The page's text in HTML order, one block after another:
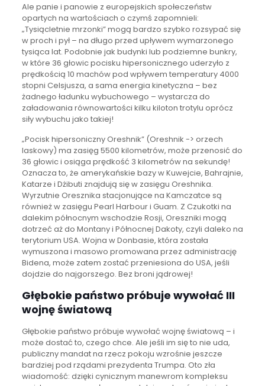
Ale panie i panowie z europejskich społeczeństw
opartych na wartościach o czymś zapomnieli:
„Tysiącletnie mrzonki” mogą bardzo szybko rozsypać się
w proch i pył – na długo przed upływem wymarzonego
tysiąca lat. Podobnie jak budynki lub podziemne bunkry,
w które 36 głowic pocisku hipersonicznego uderzyło z
prędkością 10 machów pod wpływem temperatury 4000
stopni Celsjusza, a sama energia kinetyczna – bez
żadnego ładunku wybuchowego – wystarcza do
załadowania równowartości kilku kiloton trotylu oprócz
siły wybuchu jako takiej!
„Pocisk hipersoniczny Oreshnik” (Oreshnik -> orzech
laskowy) ma zasięg 5500 kilometrów, może przenosić do
36 głowic i osiąga prędkość 3 kilometrów na sekundę!
Oznacza to, że amerykańskie bazy w Kuwejcie, Bahrajnie,
Katarze i Dżibuti znajdują się w zasięgu Oreshnika.
Wyrzutnie Oresznika stacjonujące na Kamczatce są
również w zasięgu Pearl Harbour i Guam. Z Czukotki na
dalekim północnym wschodzie Rosji, Oreszniki mogą
dotrzeć aż do Montany i Północnej Dakoty, czyli daleko na
terytorium USA. Wojna w Donbasie, która została
wymuszona i masowo promowana przez administrację
Bidena, może zatem zostać przeniesiona do USA, jeśli
dojdzie do najgorszego. Bez broni jądrowej!
Głębokie państwo próbuje wywołać III
wojnę światową
Głębokie państwo próbuje wywołać wojnę światową – i
może dostać to, czego chce. Ale jeśli im się to nie uda,
publiczny mandat na rzecz pokoju wzrośnie jeszcze
bardziej pod rządami prezydenta Trumpa. Oto zła
wiadomość: dzięki cynicznym manewrom kompleksu